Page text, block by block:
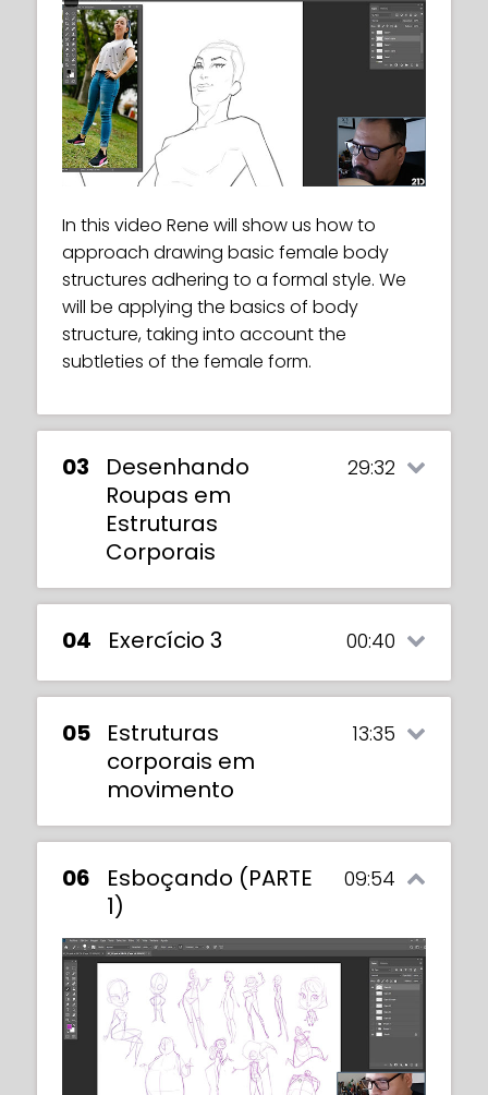
dynamic poses, in either a formal or a
Toon style.
This video will give a brief introduction to
female body structures and an overview
of what to expect in the coming classes.
In this video Rene will show us how to
approach drawing basic female body
structures adhering to a formal style. We
will be applying the basics of body
structure, taking into account the
subtleties of the female form.
03
Desenhando
Roupas em
Estruturas
Corporais
29:32
In this video we will learn how to draw
clothes on our characters. Rene will
demonstrate the importance of body
structures and how they play an integral
04 Exercício 3 00:40
This is an exercise video in which Rene will
05
Estruturas
corporais em
movimento
13:35
06
Esboçando (PARTE
1)
09:54